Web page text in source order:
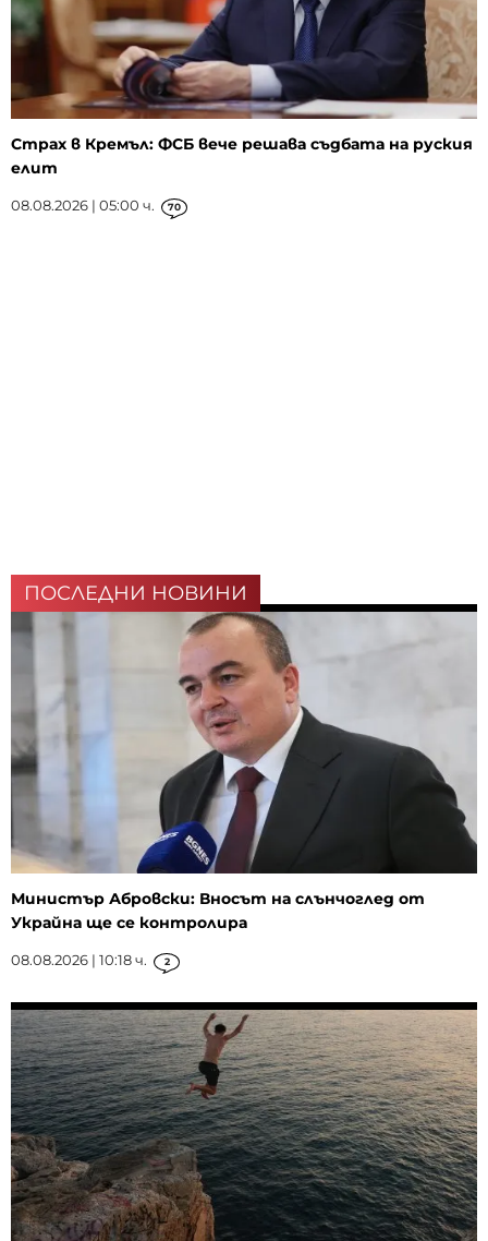
Страх в Кремъл: ФСБ вече решава съдбата на руския
елит
08.08.2026 | 05:00 ч. 70
ПОСЛЕДНИ НОВИНИ
Министър Абровски: Вносът на слънчоглед от
Украйна ще се контролира
08.08.2026 | 10:18 ч. 2